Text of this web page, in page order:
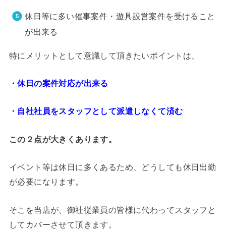
休日等に多い催事案件・遊具設営案件を受けること
が出来る
特にメリットとして意識して頂きたいポイントは、
・休日の案件対応が出来る
・自社社員をスタッフとして派遣しなくて済む
この２点が大きくあります。
イベント等は休日に多くあるため、どうしても休日出勤
が必要になります。
そこを当店が、御社従業員の皆様に代わってスタッフと
してカバーさせて頂きます。